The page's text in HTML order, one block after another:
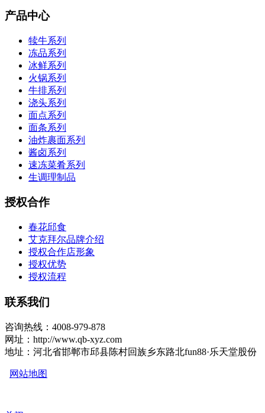
产品中心
犊牛系列
冻品系列
冰鲜系列
火锅系列
牛排系列
浇头系列
面点系列
面条系列
油炸裹面系列
酱卤系列
速冻菜肴系列
生调理制品
授权合作
春花邱食
艾克拜尔品牌介绍
授权合作店形象
授权优势
授权流程
联系我们
咨询热线：4008-979-878
网址：http://www.qb-xyz.com
地址：河北省邯郸市邱县陈村回族乡东路北fun88·乐天堂股份
网站地图